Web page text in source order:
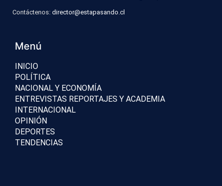
Contáctenos: director@estapasando.cl
Menú
INICIO
POLÍTICA
NACIONAL Y ECONOMÍA
ENTREVISTAS REPORTAJES Y ACADEMIA
INTERNACIONAL
OPINIÓN
DEPORTES
TENDENCIAS